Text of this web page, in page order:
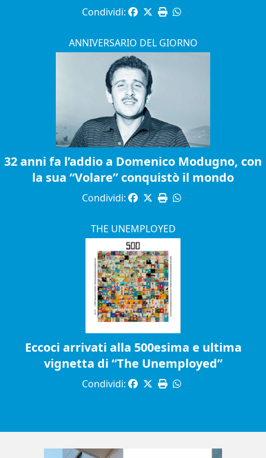
Condividi:
ANNIVERSARIO DEL GIORNO
32 anni fa l’addio a Domenico Modugno, con
la sua “Volare” conquistò il mondo
Condividi:
THE UNEMPLOYED
Eccoci arrivati alla 500esima e ultima
vignetta di “The Unemployed”
Condividi: